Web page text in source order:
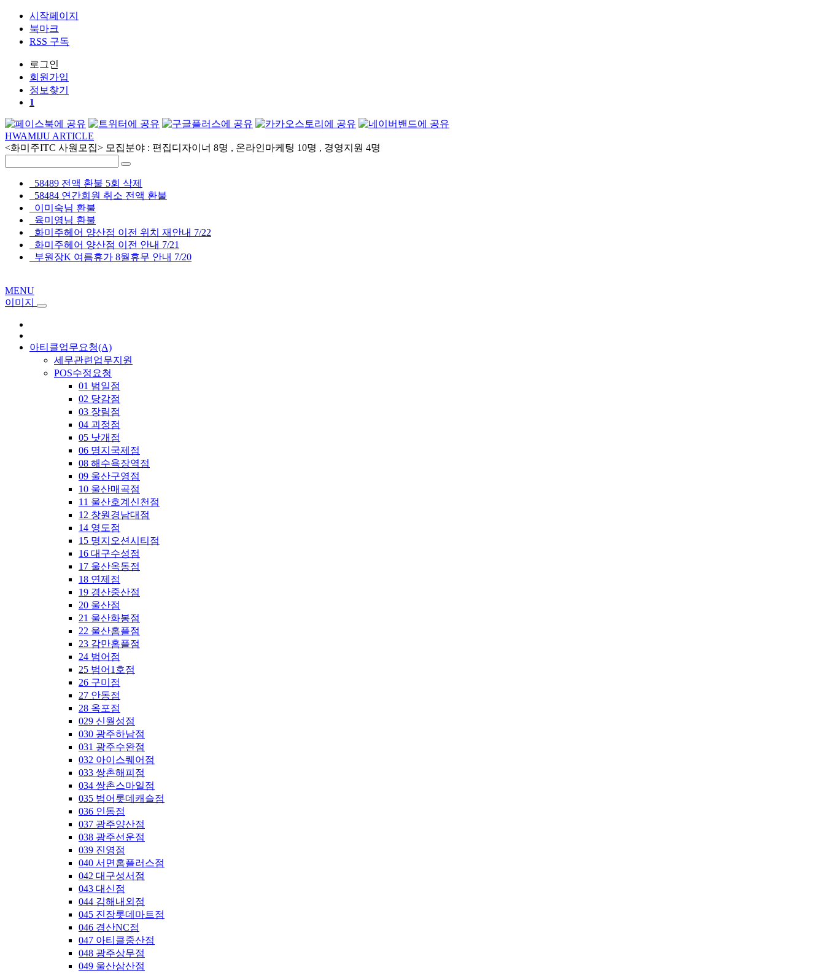
시작페이지
북마크
RSS 구독
로그인
회원 가입
정보찾기
1
HWAMIJU ARTICLE
<화미주ITC 사원모집> 모집분야 : 편집디자이너 8명 , 온라인마케팅 10명 , 경영지원 4명
58489 전액 환불 5회 삭제
58484 연간회원 취소 전액 환불
이미숙님 환불
육미영님 환불
화미주헤어 양산점 이전 위치 재안내 7/22
화미주헤어 양산점 이전 안내 7/21
부원장K 여름휴가 8월휴무 안내 7/20
MENU
이미지
아티클업무요청(A)
세무관련업무지원
POS수정요청
01 범일점
02 당감점
03 장림점
04 괴정점
05 낫개점
06 명지국제점
08 해수욕장역점
09 울산구영점
10 울산매곡점
11 울산호계신천점
12 창원경남대점
14 영도점
15 명지오션시티점
16 대구수성점
17 울산옥동점
18 연제점
19 경산중산점
20 울산점
21 울산화봉점
22 울산홈플점
23 감만홈플점
24 범어점
25 범어1호점
26 구미점
27 안동점
28 옥포점
029 신월성점
030 광주하남점
031 광주수완점
032 아이스퀘어점
033 쌍촌해피점
034 쌍촌스마일점
035 범어롯데캐슬점
036 인동점
037 광주양산점
038 광주선운점
039 진영점
040 서면홈플러스점
042 대구성서점
043 대신점
044 김해내외점
045 진장롯데마트점
046 경산NC점
047 아티클중산점
048 광주상무점
049 울산삼산점